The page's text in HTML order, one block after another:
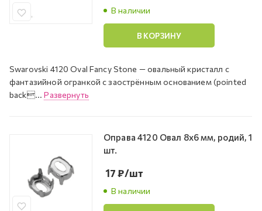
В наличии
В КОРЗИНУ
Swarovski 4120 Oval Fancy Stone — овальный кристалл с
фантазийной огранкой с заострённым основанием (pointed
back...Развернуть
Оправа 4120 Овал 8х6 мм, родий, 1
шт.
В наличии
17₽/шт